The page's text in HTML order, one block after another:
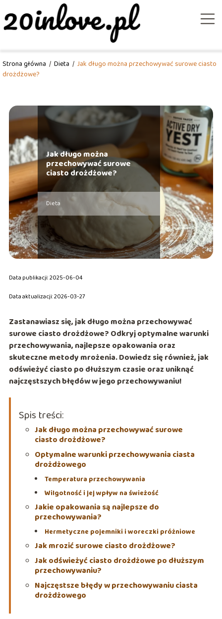
Strona główna / Dieta / Jak długo można przechowywać surowe ciasto
drożdżowe?
Jak długo można
przechowywać surowe
ciasto drożdżowe?
Dieta
Data publikacji: 2025-06-04
Data aktualizacji: 2026-03-27
Zastanawiasz się, jak długo można przechowywać
surowe ciasto drożdżowe? Odkryj optymalne warunki
przechowywania, najlepsze opakowania oraz
skuteczne metody mrożenia. Dowiedz się również, jak
odświeżyć ciasto po dłuższym czasie oraz uniknąć
najczęstszych błędów w jego przechowywaniu!
Spis treści:
Jak długo można przechowywać surowe
ciasto drożdżowe?
Optymalne warunki przechowywania ciasta
drożdżowego
Temperatura przechowywania
Wilgotność i jej wpływ na świeżość
Jakie opakowania są najlepsze do
przechowywania?
Hermetyczne pojemniki i woreczki próżniowe
Jak mrozić surowe ciasto drożdżowe?
Jak odświeżyć ciasto drożdżowe po dłuższym
przechowywaniu?
Najczęstsze błędy w przechowywaniu ciasta
drożdżowego